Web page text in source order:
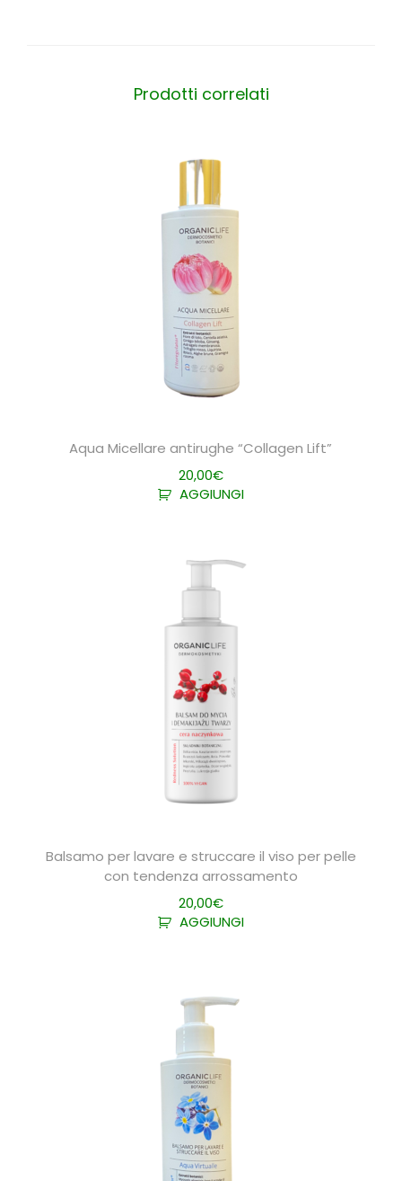
Prodotti correlati
Aqua Micellare antirughe “Collagen Lift”
20,00€
AGGIUNGI
Balsamo per lavare e struccare il viso per pelle
con tendenza arrossamento
20,00€
AGGIUNGI